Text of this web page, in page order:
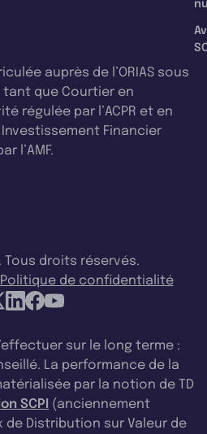
auprès de l’ORIAS sous
tant que Courtier en
régulée par l’ACPR et en
Financier
l’AMF.
Tous droits réservés.
Politique de confidentialité
sur le long terme :
La performance de la
par la notion de TD
SCPI (anciennement
de Distribution sur Valeur de